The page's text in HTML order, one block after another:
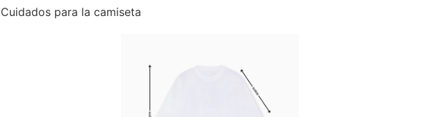
Cuidados para la camiseta